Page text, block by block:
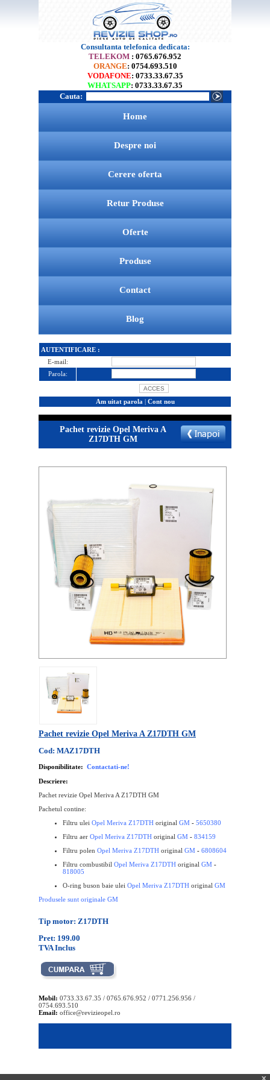
Consultanta telefonica dedicata:
TELEKOM : 0765.676.952
ORANGE: 0754.693.510
VODAFONE: 0733.33.67.35
WHATSAPP: 0733.33.67.35
Cauta:
Home
Despre noi
Cerere oferta
Retur Produse
Oferte
Produse
Contact
Blog
AUTENTIFICARE :
E-mail:
Parola:
Am uitat parola | Cont nou
Pachet revizie Opel Meriva A
Z17DTH GM
Pachet revizie Opel Meriva A Z17DTH GM
Cod: MAZ17DTH
Disponibilitate: Contactati-ne!
Descriere:
Pachet revizie Opel Meriva A Z17DTH GM
Pachetul contine:
Filtru ulei Opel Meriva Z17DTH original GM - 5650380
Filtru aer Opel Meriva Z17DTH original GM - 834159
Filtru polen Opel Meriva Z17DTH original GM - 6808604
Filtru combustibil Opel Meriva Z17DTH original GM -
818005
O-ring buson baie ulei Opel Meriva Z17DTH original GM
Produsele sunt originale GM
Tip motor: Z17DTH
Pret: 199.00
TVA Inclus
Mobil: 0733.33.67.35 / 0765.676.952 / 0771.256.956 /
0754.693.510
Email: office@revizieopel.ro
x